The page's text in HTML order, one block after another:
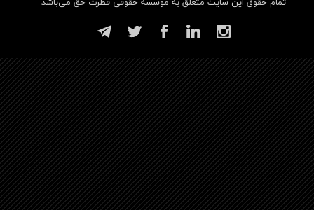
تمام حقوق این سایت متعلق به موسسه حقوقی فطرت حق می‌باشد